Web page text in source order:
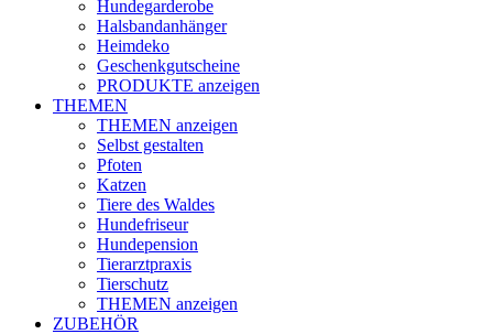
Hundegarderobe
Halsbandanhänger
Heimdeko
Geschenkgutscheine
PRODUKTE anzeigen
THEMEN
THEMEN anzeigen
Selbst gestalten
Pfoten
Katzen
Tiere des Waldes
Hundefriseur
Hundepension
Tierarztpraxis
Tierschutz
THEMEN anzeigen
ZUBEHÖR